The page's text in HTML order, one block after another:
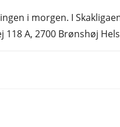
i morgen. I
A, 2700 Brønshøj